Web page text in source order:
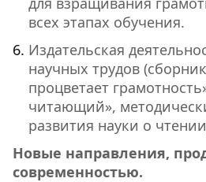
всех этапах обучения.
Издательская
научных трудов
процветает
читающий»,
развития науки о
Новые направления,
современностью.